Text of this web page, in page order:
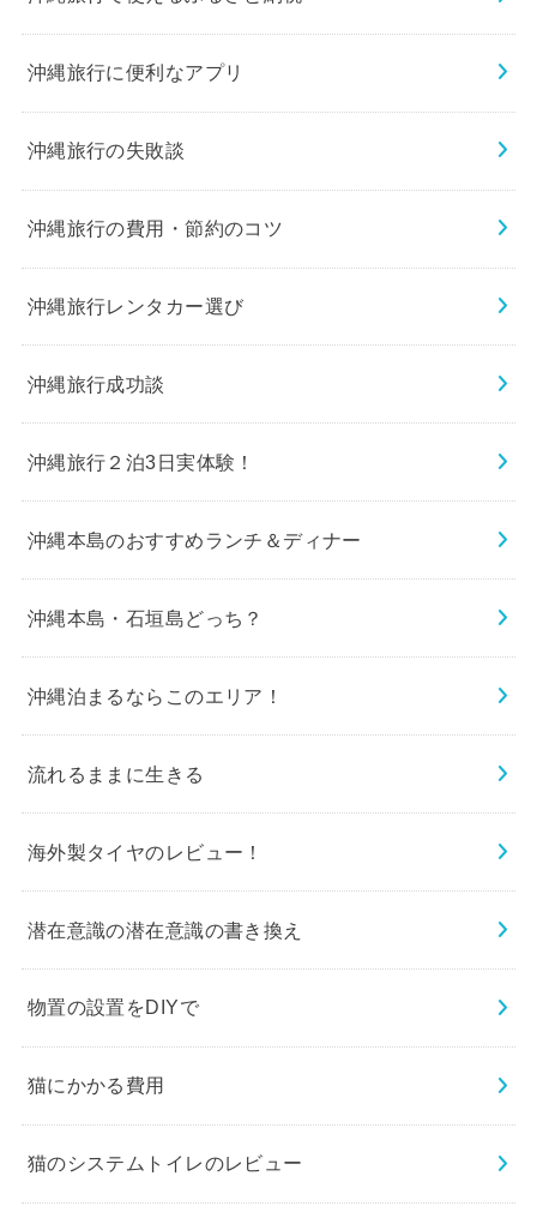
沖縄旅行に便利なアプリ
沖縄旅行の失敗談
沖縄旅行の費用・節約のコツ
沖縄旅行レンタカー選び
沖縄旅行成功談
沖縄旅行２泊3日実体験！
沖縄本島のおすすめランチ＆ディナー
沖縄本島・石垣島どっち？
沖縄泊まるならこのエリア！
流れるままに生きる
海外製タイヤのレビュー！
潜在意識の潜在意識の書き換え
物置の設置をDIYで
猫にかかる費用
猫のシステムトイレのレビュー